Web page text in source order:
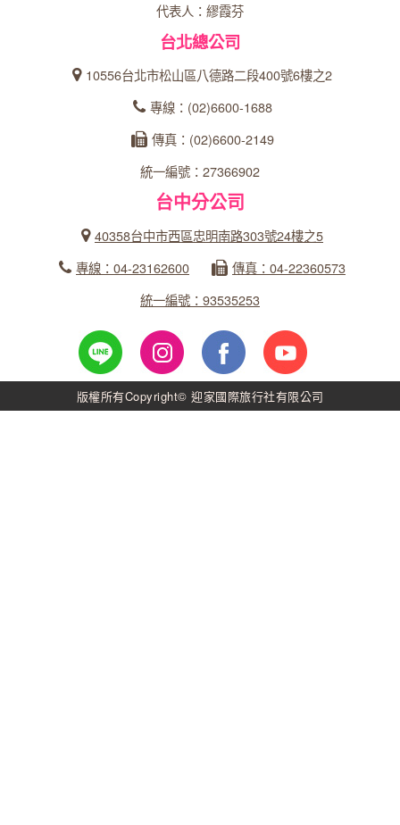
代表人：繆霞芬
台北總公司
10556台北市松山區八德路二段400號6樓之2
專線：(02)6600-1688
傳真：(02)6600-2149
統一編號：27366902
台中分公司
40358台中市西區忠明南路303號24樓之5
專線：04-23162600
傳真：04-22360573
統一編號：93535253
版權所有Copyright© 迎家國際旅行社有限公司